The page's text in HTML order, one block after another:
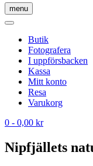
menu
Butik
Fotografera
I uppförsbacken
Kassa
Mitt konto
Resa
Varukorg
0 - 0,00 kr
Nipfjällets